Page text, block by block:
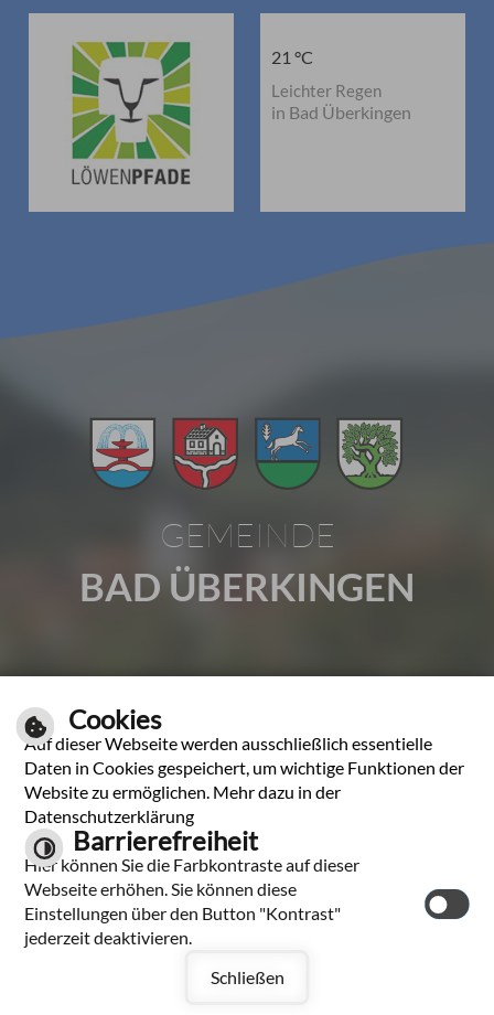
21 °C
Leichter Regen
in Bad Überkingen
GEMEINDE
BAD ÜBERKINGEN
Tel.: 07331 2009-0 | Fax: 07331 2009-37
E-Mail schreiben
Unsere Öffnungszeiten
Leichte Sprache
Datenschutzerklärung
Cookies
Auf dieser Webseite werden ausschließlich essentielle
Daten in Cookies gespeichert, um wichtige Funktionen der
Website zu ermöglichen. Mehr dazu in der
Datenschutzerklärung
Barrierefreiheit
Hier können Sie die Farbkontraste auf dieser
Webseite erhöhen. Sie können diese
Einstellungen über den Button "Kontrast"
jederzeit deaktivieren.
Schließen